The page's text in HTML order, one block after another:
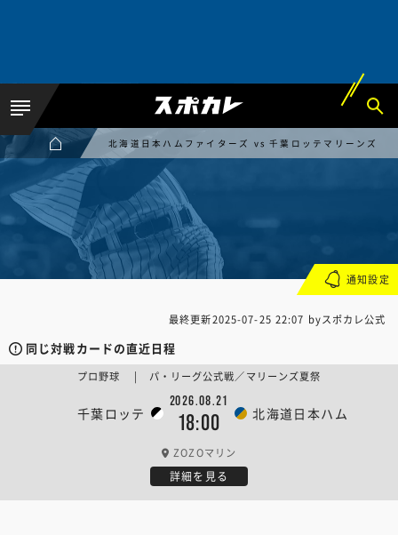
北海道日本ハムファイターズ vs 千葉ロッテマリーンズ
最終更新2025-07-25 22:07 byスポカレ公式
同じ対戦カードの直近日程
千葉ロッテ
2026.08.21
18:00 北海道日本ハム
プロ野球 | パ・リーグ公式戦／マリーンズ夏祭
ZOZOマリン
詳細を見る
通知設定